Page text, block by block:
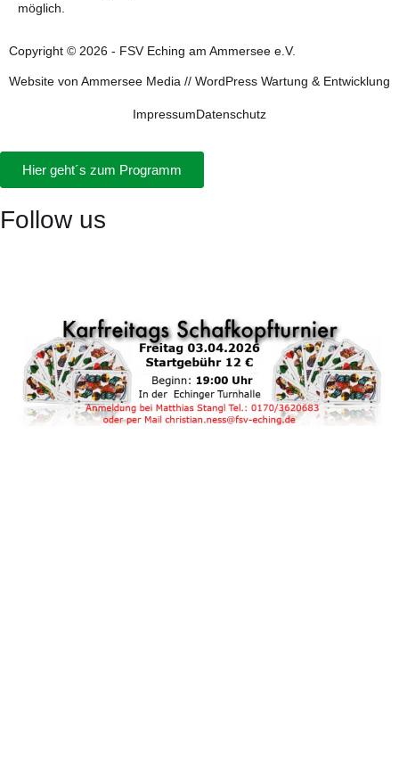
möglich.
Copyright © 2026 - FSV Eching am Ammersee e.V.
Website von Ammersee Media // WordPress Wartung & Entwicklung
ImpressumDatenschutz
Hier geht´s zum Programm
Follow us